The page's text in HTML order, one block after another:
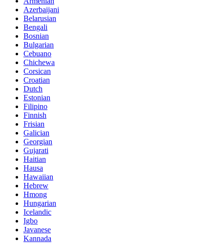
Azerbaijani
Belarusian
Bengali
Bosnian
Bulgarian
Cebuano
Chichewa
Corsican
Croatian
Dutch
Estonian
Filipino
Finnish
Frisian
Galician
Georgian
Gujarati
Haitian
Hausa
Hawaiian
Hebrew
Hmong
Hungarian
Icelandic
Igbo
Javanese
Kannada